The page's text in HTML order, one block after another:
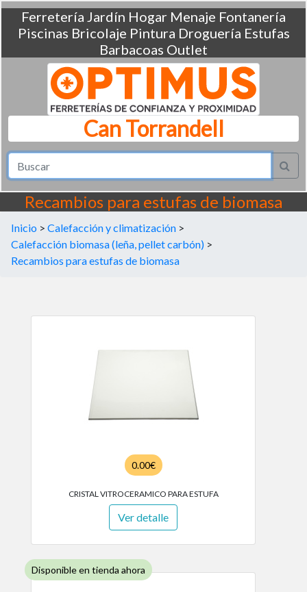
Ferretería Jardín Hogar Menaje Fontanería
Piscinas Bricolaje Pintura Droguería Estufas
Barbacoas Outlet
Can Torrandell
Recambios para estufas de biomasa
Inicio > Calefacción y climatización >
Calefacción biomasa (leña, pellet carbón) >
Recambios para estufas de biomasa
0.00€
CRISTAL VITROCERAMICO PARA ESTUFA
Ver detalle
Disponible en tienda ahora